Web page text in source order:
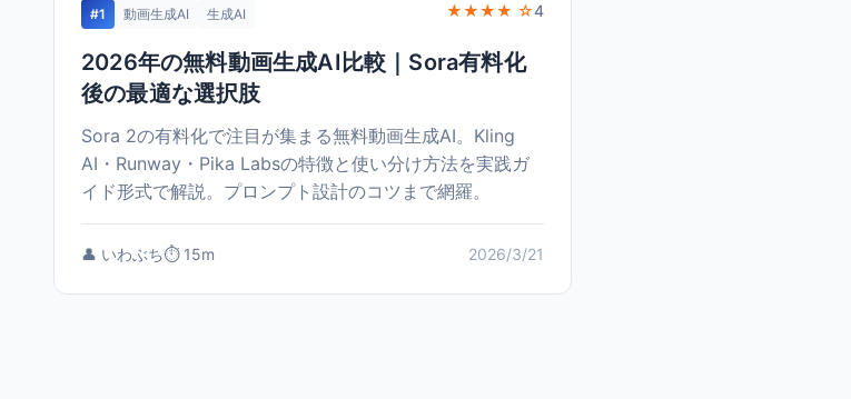
#1 動画生成AI 生成AI ★★★★ ☆4
2026年の無料動画生成AI比較｜Sora有料化
後の最適な選択肢
Sora 2の有料化で注目が集まる無料動画生成AI。Kling
AI・Runway・Pika Labsの特徴と使い分け方法を実践ガ
イド形式で解説。プロンプト設計のコツまで網羅。
👤 いわぶち⏱️ 15m 2026/3/21